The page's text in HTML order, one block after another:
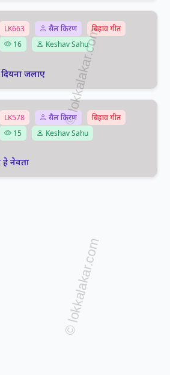
LK663 सैल किरण
बिहाव गीत
16
Keshav Sahu
जलाए
LK578 सैल किरण
बिहाव गीत
15
Keshav Sahu
हे नेवता